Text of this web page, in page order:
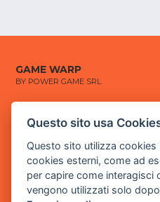
GAME WARP
BY POWER GAME SRL
via Villaggio dei Platani, 3
- 25014 Castenedolo, Brescia
Sede Operativa
via Industriale, 2 - 25082
Questo sito usa
Questo sito utilizza cookies
cookies esterni, come ad
per capire come interagisci
vengono utilizzati solo